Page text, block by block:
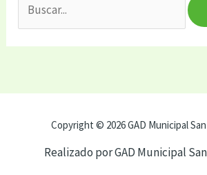
Copyright © 2026 GAD Municipal
Realizado por GAD Municipal